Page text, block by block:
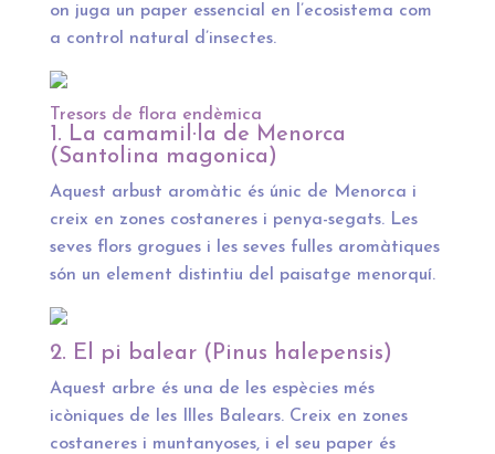
on juga un paper essencial en l’ecosistema com
a control natural d’insectes.
Tresors de flora endèmica
1. La camamil·la de Menorca
(Santolina magonica)
Aquest arbust aromàtic és únic de Menorca i
creix en zones costaneres i penya-segats. Les
seves flors grogues i les seves fulles aromàtiques
són un element distintiu del paisatge menorquí.
2. El pi balear (Pinus halepensis)
Aquest arbre és una de les espècies més
icòniques de les Illes Balears. Creix en zones
costaneres i muntanyoses, i el seu paper és